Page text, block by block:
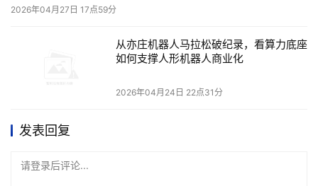
2026年04月27日 17点59分
从亦庄机器人马拉松破纪录，看算力底座
如何支撑人形机器人商业化
2026年04月24日 22点31分
发表回复
请登录后评论...